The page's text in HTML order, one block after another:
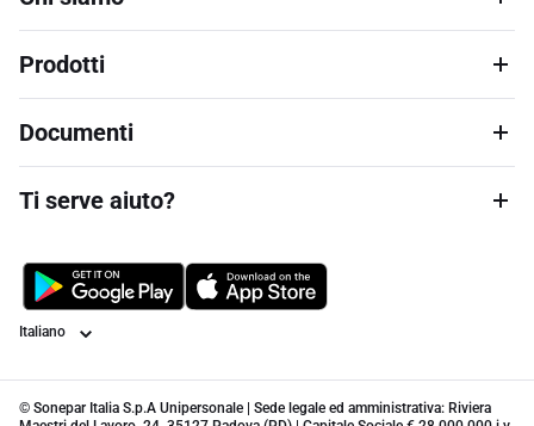
Prodotti
Documenti
Ti serve aiuto?
Lingua
© Sonepar Italia S.p.A Unipersonale | Sede legale ed amministrativa: Riviera